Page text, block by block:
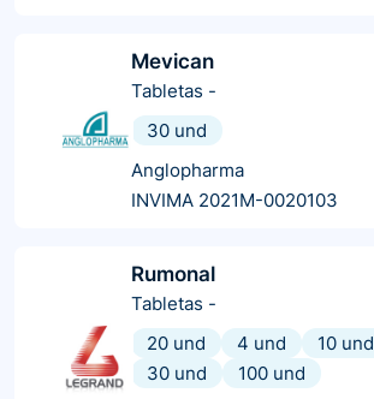
Mevican
Tabletas -
30 und
Anglopharma
INVIMA 2021M-0020103
Rumonal
Tabletas -
20 und
4 und 10 und
30 und
100 und